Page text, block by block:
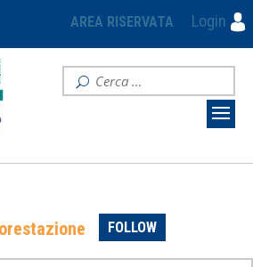
AREA RISERVATA Login
FOLLOW